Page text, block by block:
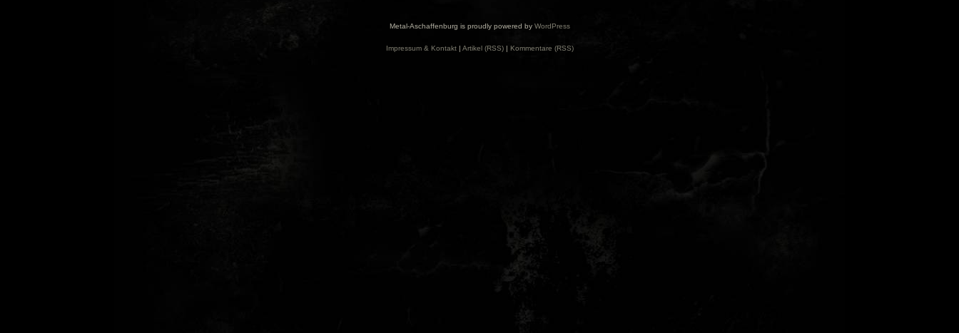
Metal-Aschaffenburg is proudly powered by WordPress
Impressum & Kontakt| Artikel (RSS)| Kommentare (RSS)